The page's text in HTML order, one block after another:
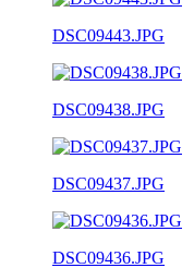
DSC09443.JPG
DSC09438.JPG
DSC09437.JPG
DSC09436.JPG